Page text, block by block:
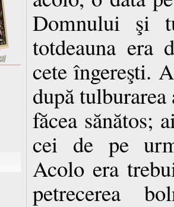
Domnului şi
totdeauna era
cete îngereşti.
după
făcea sănătos;
cei de pe
Acolo era
petrecerea